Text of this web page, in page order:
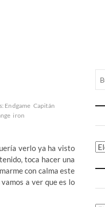
Endgame Capitán
iron
verlo ya ha visto
toca hacer una
con calma este
a ver que es lo